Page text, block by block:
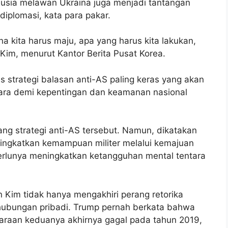
melawan Ukraina juga menjadi tantangan
kata para pakar.
kita harus maju, apa yang harus kita lakukan,
menurut Kantor Berita Pusat Korea.
strategi balasan anti-AS paling keras yang akan
demi kepentingan dan keamanan nasional
strategi anti-AS tersebut. Namun, dikatakan
kemampuan militer melalui kemajuan
meningkatkan ketangguhan mental tentara
tidak hanya mengakhiri perang retorika
pribadi. Trump pernah berkata bahwa
keduanya akhirnya gagal pada tahun 2019,